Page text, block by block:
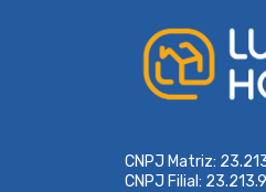
CNPJ Matriz:
CNPJ Filial: